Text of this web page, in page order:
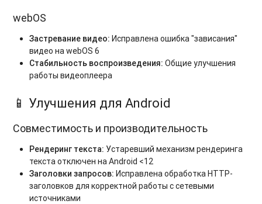
webOS
Застревание видео: Исправлена ошибка "зависания"
видео на webOS 6
Стабильность воспроизведения: Общие улучшения
работы видеоплеера
📱 Улучшения для Android
Совместимость и производительность
Рендеринг текста: Устаревший механизм рендеринга
текста отключен на Android <12
Заголовки запросов: Исправлена обработка HTTP-
заголовков для корректной работы с сетевыми
источниками